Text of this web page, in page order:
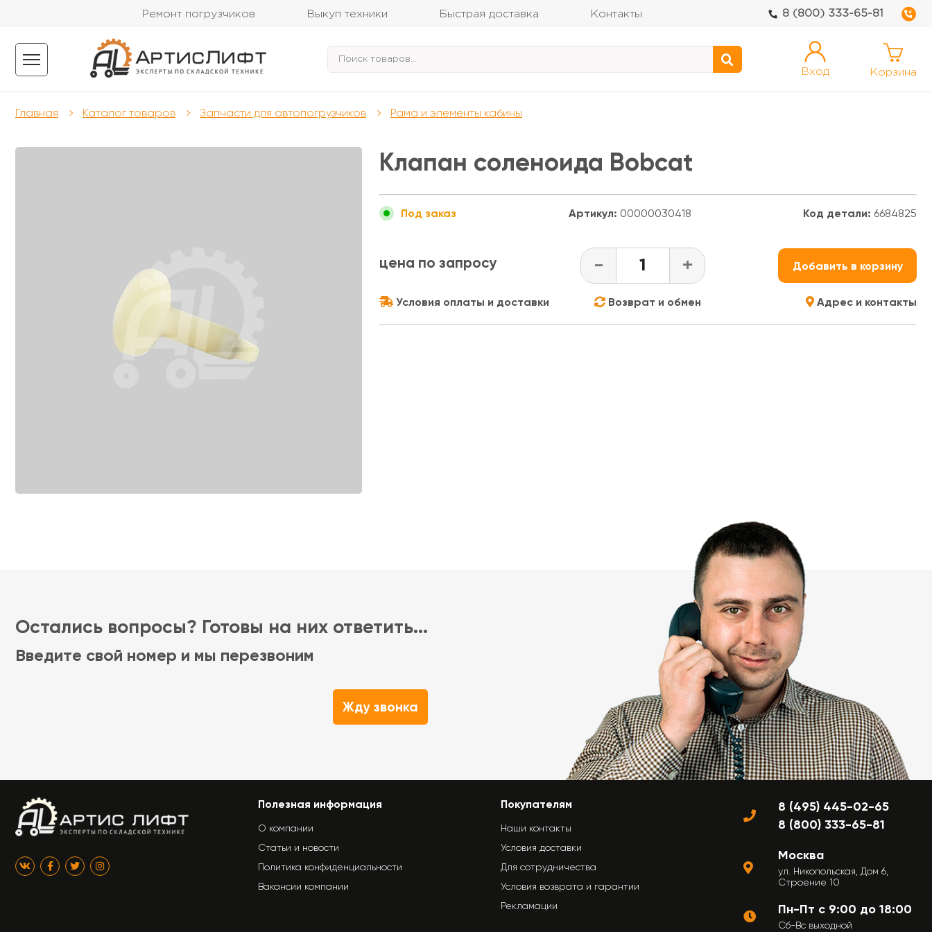
Ремонт погрузчиков Выкуп техники Быстрая доставка Контакты 8 (800) 333-65-81
Вход Корзина
Главная Каталог товаров Запчасти для автопогрузчиков Рама и элементы кабины
Клапан соленоида Bobcat
Под заказ Артикул: 00000030418 Код детали: 6684825
цена по запросу - + Добавить в корзину
Условия оплаты и доставки Возврат и обмен Адрес и контакты
Остались вопросы? Готовы на них ответить...
Введите свой номер и мы перезвоним
Жду звонка
Полезная информация
О компании
Статьи и новости
Политика конфиденциальности
Вакансии компании
Покупателям
Наши контакты
Условия доставки
Для сотрудничества
Условия возврата и гарантии
Рекламации
8 (495) 445-02-65
8 (800) 333-65-81
Москва
ул. Никопольская, Дом 6,
Строение 10
Пн-Пт с 9:00 до 18:00
Сб-Вс выходной